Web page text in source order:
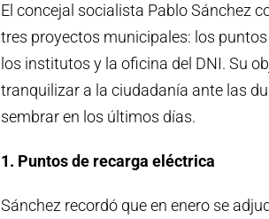
El concejal socialista Pablo Sánchez
tres proyectos municipales: los
los institutos y la oficina del DNI. Su
tranquilizar a la ciudadanía ante las
sembrar en los últimos días.
1. Puntos de recarga eléctrica
Sánchez recordó que en enero se